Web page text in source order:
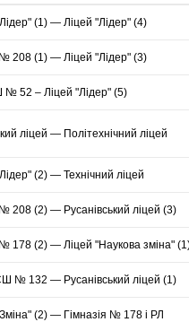
52 – Ліцей "Лідер" (5)